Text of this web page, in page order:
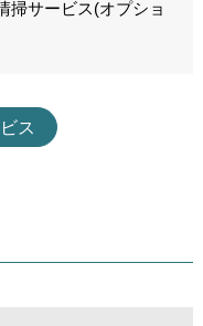
掃サービス(オプショ
ス